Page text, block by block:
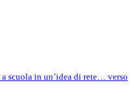
scuola in un’idea di rete… verso